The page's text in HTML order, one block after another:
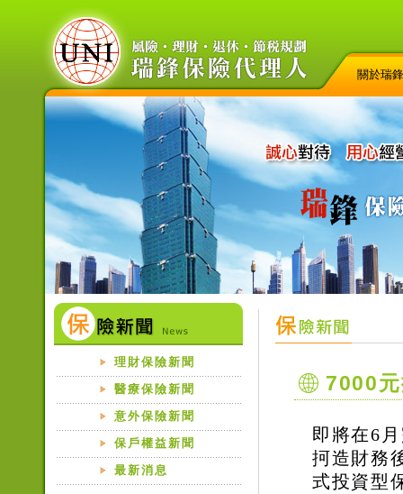
關於瑞鋒
理財保險新聞
醫療保險新聞
意外保險新聞
保戶權益新聞
最新消息
7000
即將在6
抲造財務
式投資型